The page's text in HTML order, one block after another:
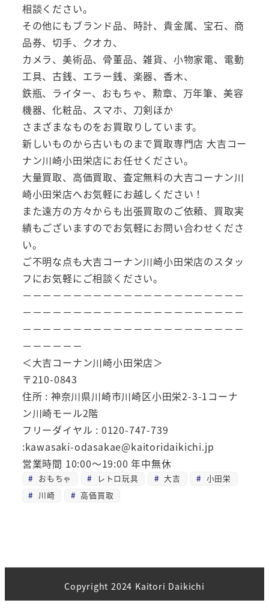
相談ください。
その他にもブランド品、時計、貴金属、宝石、商
品券、切手、クオカ、
カメラ、美術品、骨董品、雑貨、小物家電、電動
工具、古銭、エラー銭、楽器、香木、
鉄瓶、ライター、おもちゃ、勲章、万年筆、美容
機器、化粧品、スマホ、刀剣ほか
さまざまなものをお買取りしています。
新しいものから古いものまで買取専門店 大吉コー
ナン川崎小田栄店にお任せください。
大量買取、高価買取、査定無料の大吉コーナン川
崎小田栄店へお気軽にお越しください！
また遠方の方々からも出張買取のご依頼、買取実
績もございますのでお気軽にお問い合わせくださ
い。
ご不明な点も大吉コーナン川崎小田栄店のスタッ
フにお気軽にご相談ください。
－－－－－－－－－－－－－－－－－－－－－－
－－－－－－－－－－－－－－－－－－－－－－
－－－－－－－－－－－－－－－－－－－－－－
－－－－－－
＜大吉コーナン川崎小田栄店＞
〒210-0843
住所 : 神奈川県川崎市川崎区小田栄2-3-1コーナ
ン川崎モール2階
フリーダイヤル : 0120-747-739
:kawasaki-odasakae@kaitoridaikichi.jp
営業時間 10:00～19:00 年中無休
おもちゃ レトロ玩具 大吉
小田栄
川崎
高価買取
Copyright 2024 Kaitori Daikichi